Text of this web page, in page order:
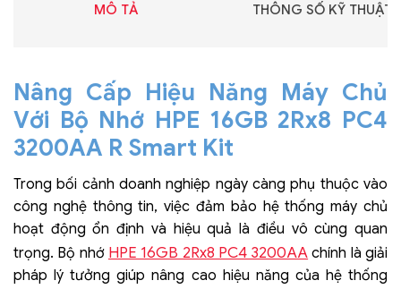
MÔ TẢ THÔNG SỐ KỸ THUẬT
Nâng Cấp Hiệu Năng Máy Chủ
Với Bộ Nhớ HPE 16GB 2Rx8 PC4
3200AA R Smart Kit
Trong bối cảnh doanh nghiệp ngày càng phụ thuộc vào
công nghệ thông tin, việc đảm bảo hệ thống máy chủ
hoạt động ổn định và hiệu quả là điều vô cùng quan
trọng. Bộ nhớ HPE 16GB 2Rx8 PC4 3200AA chính là giải
pháp lý tưởng giúp nâng cao hiệu năng của hệ thống